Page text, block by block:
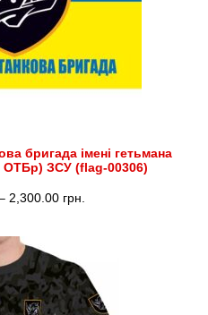
бригада імені гетьмана
ОТБр) ЗСУ (flag-00306)
2,300.00 грн.
180.00 грн.
до